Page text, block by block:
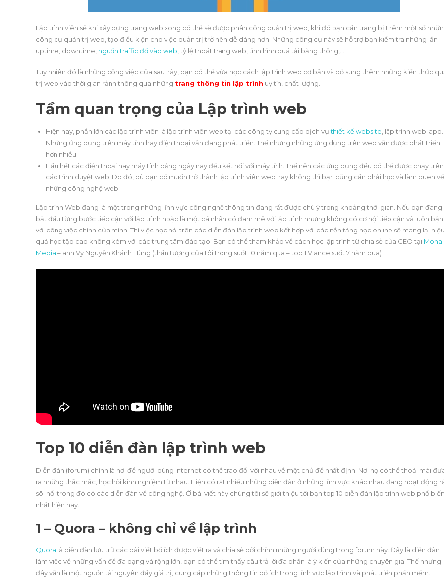
Lập trình viên sẽ khi xây dựng trang web xong có thể sẽ được phân công quản trị web, khi đó bạn cần trang bị thêm một số
công cụ quản trị web, tạo điều kiện cho việc quản trị trở nên dễ dàng hơn. Những công cụ này sẽ hỗ trợ bạn kiểm tra những lần
uptime, downtime, nguồn traffic đổ vào web , tỷ lệ thoát trang web, tình hình quá tải băng thông,…
Tuy nhiên đó là những công việc của sau này, bạn có thể vừa học cách lập trình web cơ bản và bổ sung thêm những kiến thức
trị web vào thời gian rảnh thông qua những trang thông tin lập trình uy tín, chất lượng.
Tầm quan trọng của Lập trình web
Hiện nay, phần lớn các lập trình viên là lập trình viên web tại các công ty cung cấp dịch vụthiết kế website , lập trình web-app.
Những ứng dụng trên máy tính hay điện thoại vẫn đang phát triển. Thế nhưng những ứng dụng trên web vẫn được phát triển
hơn nhiều.
Hầu hết các điện thoại hay máy tính bảng ngày nay đều kết nối với máy tính. Thế nên các ứng dụng đều có thể được chạy trên
các trình duyệt web. Do đó, dù bạn có muốn trở thành lập trình viên web hay không thì bạn cũng cần phải học và làm quen về
những công nghệ web.
Lập trình Web đang là một trong những lĩnh vực công nghệ thông tin đang rất được chú ý trong khoảng thời gian. Nếu bạn đang
bắt đầu từng bước tiếp cận với lập trình hoặc là một cá nhân có đam mê với lập trình nhưng không có cơ hội tiếp cận và luôn bận
với công việc chính của mình. Thì việc học hỏi trên các diễn đàn lập trình web kết hợp với các nền tảng học online sẽ mang lại hiệu
quả học tập cao không kém với các trung tâm đào tạo. Bạn có thể tham khảo về cách học lập trình từ chia sẻ của CEO tại Mona
Media – anh Vy Nguyễn Khánh Hùng (thần tượng của tôi trong suốt 10 năm qua – top 1 Vlance suốt 7 năm qua)
Top 10 diễn đàn lập trình web
Diễn đàn (forum) chính là nơi để người dùng internet có thể trao đổi với nhau về một chủ đề nhất định. Nơi họ có thể thoải mái
ra những thắc mắc, học hỏi kinh nghiệm từ nhau. Hiện có rất nhiều những diễn đàn ở những lĩnh vực khác nhau đang hoạt động
sôi nổi trong đó có các diễn đàn về công nghệ. Ở bài viết này chúng tôi sẽ giới thiệu tới bạn top 10 diễn đàn lập trình web phổ biến
nhất hiện nay.
1 – Quora – không chỉ về lập trình
Quora là diễn đàn lưu trữ các bài viết bổ ích được viết ra và chia sẻ bởi chính những người dùng trong forum này. Đây là diễn đàn
làm việc về những vấn đề đa dạng và rộng lớn, bạn có thể tìm thấy câu trả lời đa phần là ý kiến của những chuyên gia. Thế nhưng
đây vẫn là một nguồn tài nguyên đầy giá trị, cung cấp những thông tin bổ ích trong lĩnh vực lập trình và phát triển phần mềm.